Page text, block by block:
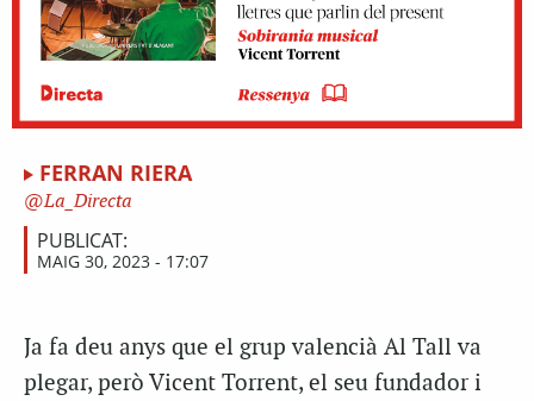
FERRAN RIERA
La_Directa
PUBLICAT:
MAIG 30, 2023 - 17:07
Ja fa deu anys que el grup valencià Al Tall va
plegar, però Vicent Torrent, el seu fundador i